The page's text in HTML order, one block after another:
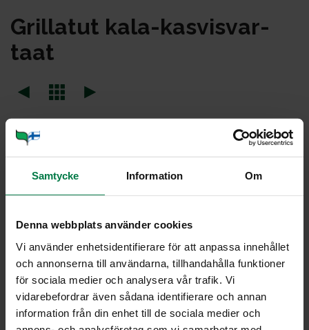
Samtycke Information Om
Denna webbplats använder cookies
Vi använder enhetsidentifierare för att anpassa innehållet
och annonserna till användarna, tillhandahålla funktioner
för sociala medier och analysera vår trafik. Vi
vidarebefordrar även sådana identifierare och annan
information från din enhet till de sociala medier och
Gril­la­tut ka­la-kas­vis­var­
taat
Portioner
Ohje
kesäkurpitsa
150 g tuoreita herkkusieniä
12kirsikkatomaattia
Marinadiin
4rkl rypsiöljyä